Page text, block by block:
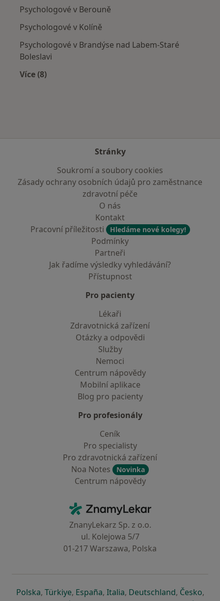
Psychologové v Berouně
Psychologové v Kolíně
Psychologové v Brandýse nad Labem-Staré
Boleslavi
Více (8)
Stránky
Soukromí a soubory cookies
Zásady ochrany osobních údajů pro zaměstnance
zdravotní péče
O nás
Kontakt
Pracovní příležitosti
Hledáme nové kolegy!
Podmínky
Partneři
Jak řadíme výsledky vyhledávání?
Přístupnost
Pro pacienty
Lékaři
Zdravotnická zařízení
Otázky a odpovědi
Služby
Nemoci
Centrum nápovědy
Mobilní aplikace
Blog pro pacienty
Pro profesionály
Ceník
Pro specialisty
Pro zdravotnická zařízení
Noa Notes
Novinka
Centrum nápovědy
ZnamyLekar - Hlavní stránka
ZnanyLekarz Sp. z o.o.
ul. Kolejowa 5/7
01-217 Warszawa, Polska
Polskase otevře v nové záložce
, Türkiyese otevře v nové záložce
, Españase otevře v nové záložce
, Italiase otevře v nové záložce
, Deutschlandse otevře v
, Českose
,